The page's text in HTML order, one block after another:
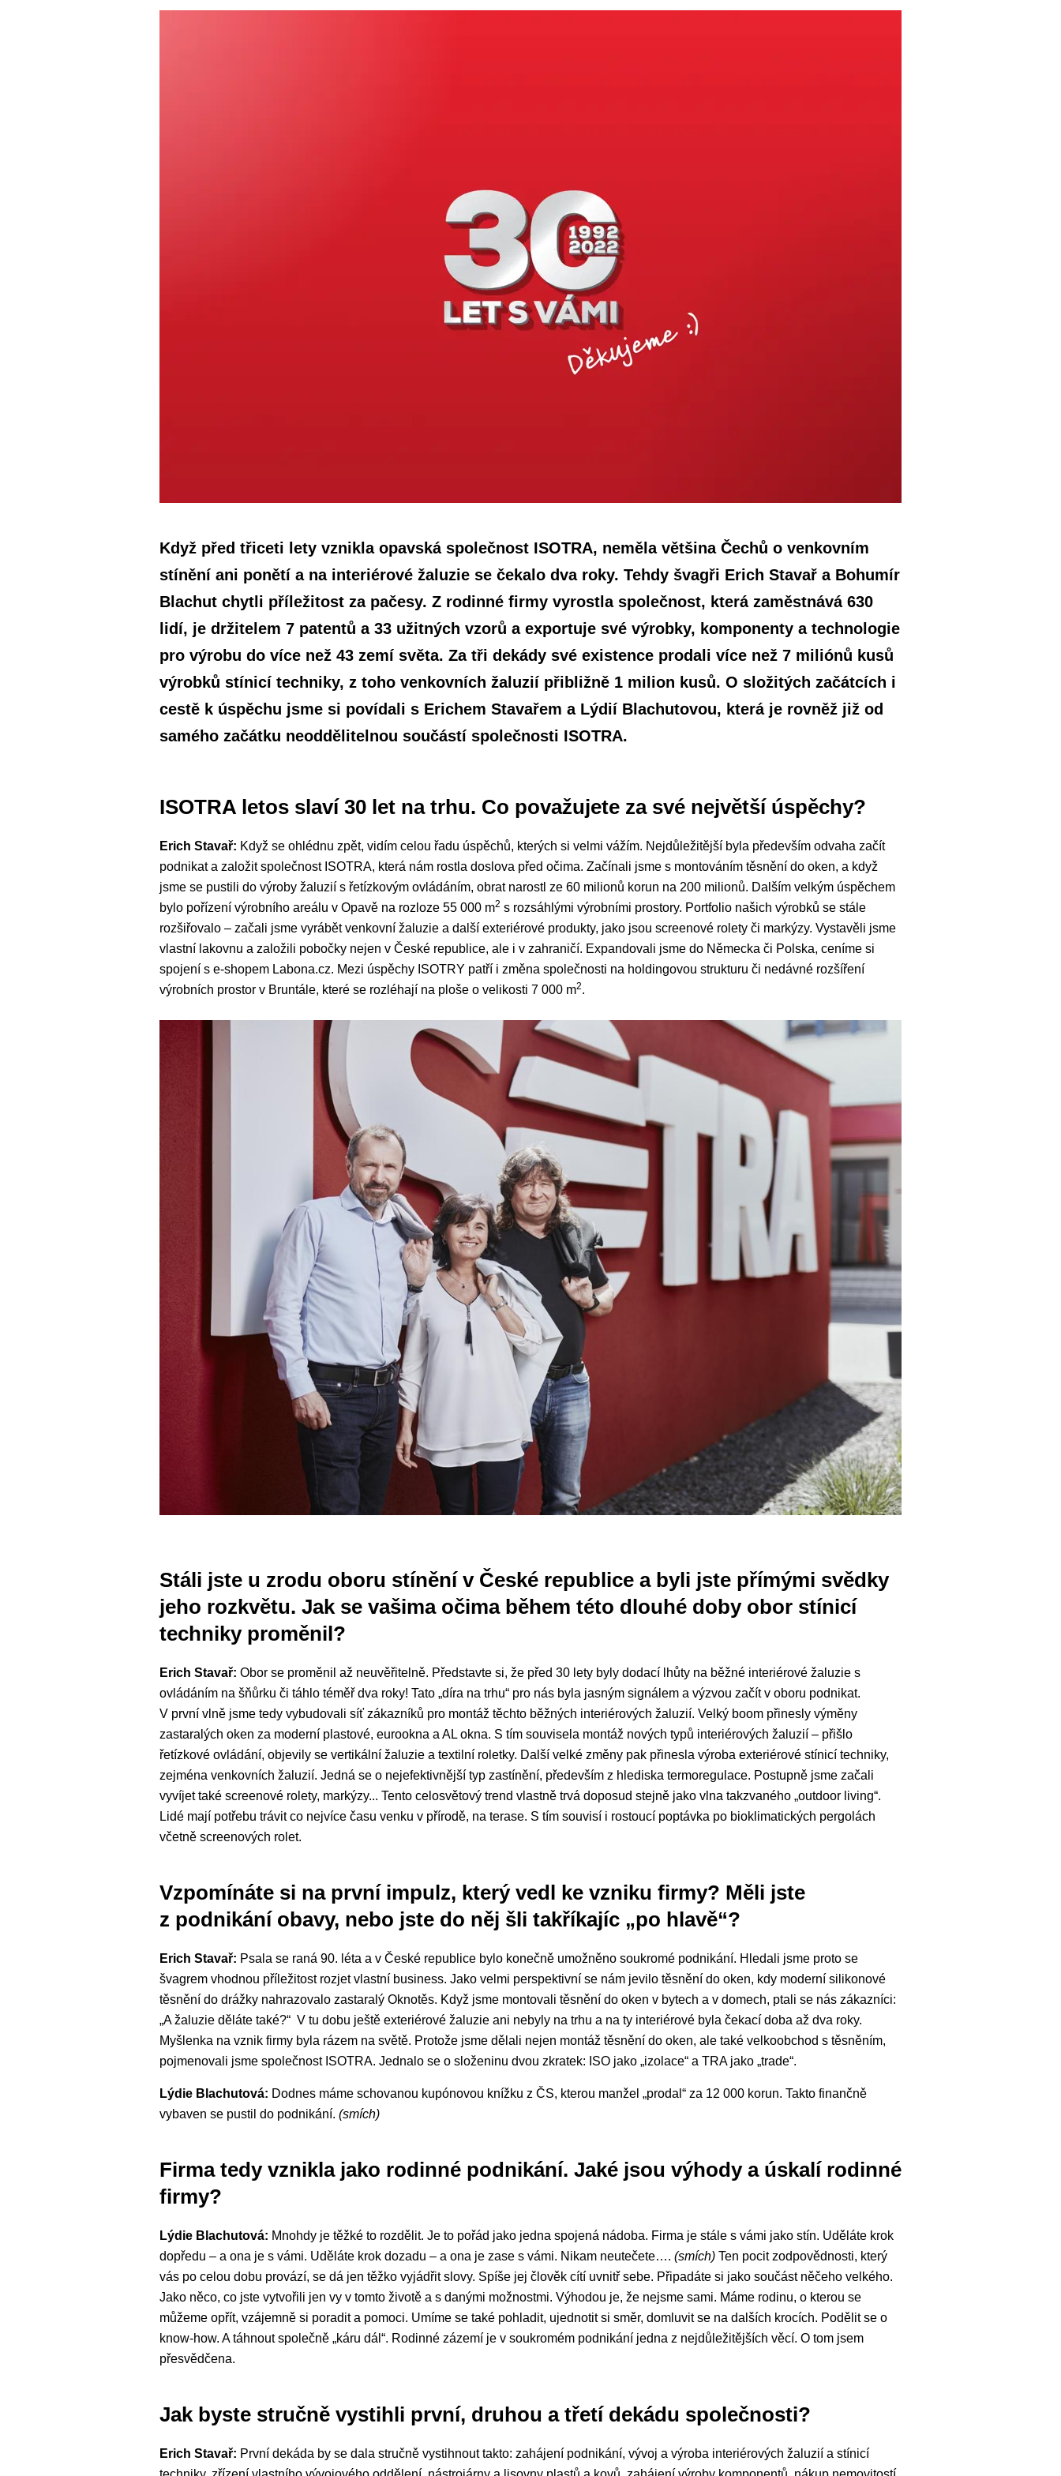
Když před třiceti lety vznikla opavská společnost ISOTRA, neměla většina Čechů o venkovním
stínění ani ponětí a na interiérové žaluzie se čekalo dva roky. Tehdy švagři Erich Stavař a Bohumír
Blachut chytli příležitost za pačesy. Z rodinné firmy vyrostla společnost, která zaměstnává 630
lidí, je držitelem 7 patentů a 33 užitných vzorů a exportuje své výrobky, komponenty a technologie
pro výrobu do více než 43 zemí světa. Za tři dekády své existence prodali více než 7 miliónů kusů
výrobků stínicí techniky, z toho venkovních žaluzií přibližně 1 milion kusů. O složitých začátcích i
cestě k úspěchu jsme si povídali s Erichem Stavařem a Lýdií Blachutovou, která je rovněž již od
samého začátku neoddělitelnou součástí společnosti ISOTRA.
ISOTRA letos slaví 30 let na trhu. Co považujete za své největší úspěchy?
Erich Stavař: Když se ohlédnu zpět, vidím celou řadu úspěchů, kterých si velmi vážím. Nejdůležitější byla především odvaha začít
podnikat a založit společnost ISOTRA, která nám rostla doslova před očima. Začínali jsme s montováním těsnění do oken, a když
jsme se pustili do výroby žaluzií s řetízkovým ovládáním, obrat narostl ze 60 milionů korun na 200 milionů. Dalším velkým úspěchem
bylo pořízení výrobního areálu v Opavě na rozloze 55 000 m2 s rozsáhlými výrobními prostory. Portfolio našich výrobků se stále
rozšiřovalo – začali jsme vyrábět venkovní žaluzie a další exteriérové produkty, jako jsou screenové rolety či markýzy. Vystavěli jsme
vlastní lakovnu a založili pobočky nejen v České republice, ale i v zahraničí. Expandovali jsme do Německa či Polska, ceníme si
spojení s e-shopem Labona.cz. Mezi úspěchy ISOTRY patří i změna společnosti na holdingovou strukturu či nedávné rozšíření
výrobních prostor v Bruntále, které se rozléhají na ploše o velikosti 7 000 m2.
Stáli jste u zrodu oboru stínění v České republice a byli jste přímými svědky
jeho rozkvětu. Jak se vašima očima během této dlouhé doby obor stínicí
techniky proměnil?
Erich Stavař: Obor se proměnil až neuvěřitelně. Představte si, že před 30 lety byly dodací lhůty na běžné interiérové žaluzie s
ovládáním na šňůrku či táhlo téměř dva roky! Tato „díra na trhu“ pro nás byla jasným signálem a výzvou začít v oboru podnikat.
V první vlně jsme tedy vybudovali síť zákazníků pro montáž těchto běžných interiérových žaluzií. Velký boom přinesly výměny
zastaralých oken za moderní plastové, eurookna a AL okna. S tím souvisela montáž nových typů interiérových žaluzií – přišlo
řetízkové ovládání, objevily se vertikální žaluzie a textilní roletky. Další velké změny pak přinesla výroba exteriérové stínicí techniky,
zejména venkovních žaluzií. Jedná se o nejefektivnější typ zastínění, především z hlediska termoregulace. Postupně jsme začali
vyvíjet také screenové rolety, markýzy... Tento celosvětový trend vlastně trvá doposud stejně jako vlna takzvaného „outdoor living“.
Lidé mají potřebu trávit co nejvíce času venku v přírodě, na terase. S tím souvisí i rostoucí poptávka po bioklimatických pergolách
včetně screenových rolet.
Vzpomínáte si na první impulz, který vedl ke vzniku firmy? Měli jste
z podnikání obavy, nebo jste do něj šli takříkajíc „po hlavě“?
Erich Stavař: Psala se raná 90. léta a v České republice bylo konečně umožněno soukromé podnikání. Hledali jsme proto se
švagrem vhodnou příležitost rozjet vlastní business. Jako velmi perspektivní se nám jevilo těsnění do oken, kdy moderní silikonové
těsnění do drážky nahrazovalo zastaralý Oknotěs. Když jsme montovali těsnění do oken v bytech a v domech, ptali se nás zákazníci:
„A žaluzie děláte také?“ V tu dobu ještě exteriérové žaluzie ani nebyly na trhu a na ty interiérové byla čekací doba až dva roky.
Myšlenka na vznik firmy byla rázem na světě. Protože jsme dělali nejen montáž těsnění do oken, ale také velkoobchod s těsněním,
pojmenovali jsme společnost ISOTRA. Jednalo se o složeninu dvou zkratek: ISO jako „izolace“ a TRA jako „trade“.
Lýdie Blachutová: Dodnes máme schovanou kupónovou knížku z ČS, kterou manžel „prodal“ za 12 000 korun. Takto finančně
vybaven se pustil do podnikání. (smích)
Firma tedy vznikla jako rodinné podnikání. Jaké jsou výhody a úskalí rodinné
firmy?
Lýdie Blachutová: Mnohdy je těžké to rozdělit. Je to pořád jako jedna spojená nádoba. Firma je stále s vámi jako stín. Uděláte krok
dopředu – a ona je s vámi. Uděláte krok dozadu – a ona je zase s vámi. Nikam neutečete…. (smích) Ten pocit zodpovědnosti, který
vás po celou dobu provází, se dá jen těžko vyjádřit slovy. Spíše jej člověk cítí uvnitř sebe. Připadáte si jako součást něčeho velkého.
Jako něco, co jste vytvořili jen vy v tomto životě a s danými možnostmi. Výhodou je, že nejsme sami. Máme rodinu, o kterou se
můžeme opřít, vzájemně si poradit a pomoci. Umíme se také pohladit, ujednotit si směr, domluvit se na dalších krocích. Podělit se o
know-how. A táhnout společně „káru dál“. Rodinné zázemí je v soukromém podnikání jedna z nejdůležitějších věcí. O tom jsem
přesvědčena.
Jak byste stručně vystihli první, druhou a třetí dekádu společnosti?
Erich Stavař: První dekáda by se dala stručně vystihnout takto: zahájení podnikání, vývoj a výroba interiérových žaluzií a stínicí